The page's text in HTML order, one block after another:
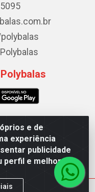
e de
experiência
publicidade
perfil e melhorar a
173 Galpão B -
58.075-075 - CNPJ
61